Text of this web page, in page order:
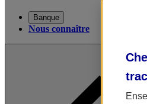
Banque
Nous connaître